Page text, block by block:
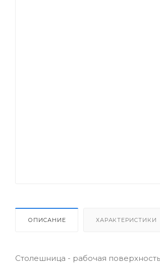
ОПИСАНИЕ ХАРАКТЕРИСТИКИ
Столешница - рабочая